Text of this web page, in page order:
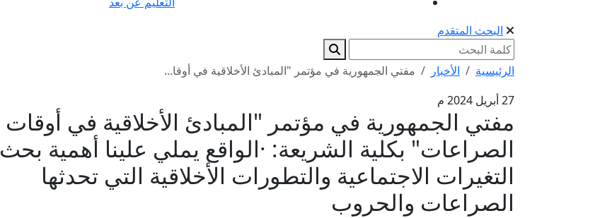
البحث المتقدم
الرئيسية الأخبار
مفتي الجمهورية في مؤتمر "المبادئ الأخلاقية في أوقا...
27 أبريل 2024 م
مفتي الجمهورية في مؤتمر "المبادئ الأخلاقية في أوقات
الصراعات" بكلية الشريعة: ·الواقع يملي علينا أهمية بحث
التغيرات الاجتماعية والتطورات الأخلاقية التي تحدثها
الصراعات والحروب